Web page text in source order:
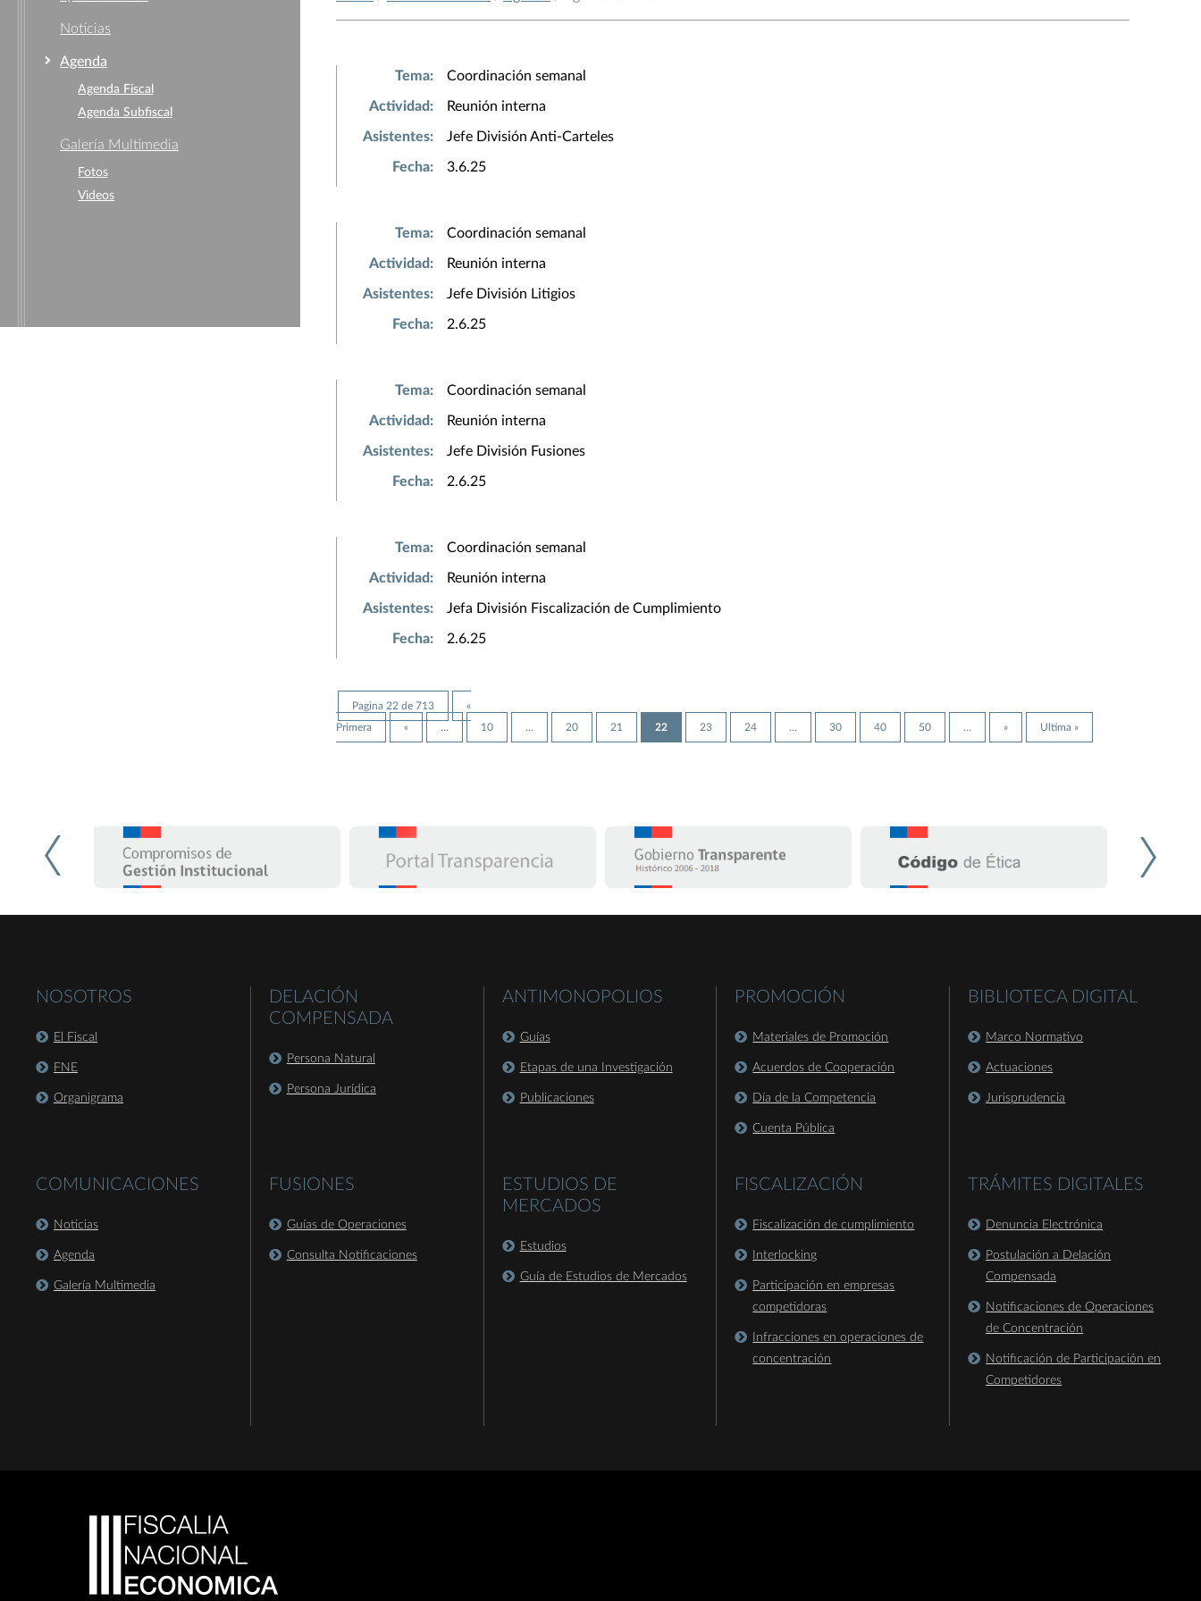
Noticias
Agenda
Agenda Fiscal
Agenda Subfiscal
Galería Multimedia
Fotos
Videos
Tema: Coordinación semanal
Actividad: Reunión interna
Asistentes: Jefe División Anti-Carteles
Fecha: 3.6.25
Tema: Coordinación semanal
Actividad: Reunión interna
Asistentes: Jefe División Litigios
Fecha: 2.6.25
Tema: Coordinación semanal
Actividad: Reunión interna
Asistentes: Jefe División Fusiones
Fecha: 2.6.25
Tema: Coordinación semanal
Actividad: Reunión interna
Asistentes: Jefa División Fiscalización de Cumplimiento
Fecha: 2.6.25
Pagina 22 de 713
«
Primera
« ... 10 ... 20 21 22 23 24 ... 30 40 50 ... » Ultima »
NOSOTROS
El Fiscal
FNE
Organigrama
COMUNICACIONES
Noticias
Agenda
Galería Multimedia
DELACIÓN
COMPENSADA
Persona Natural
Persona Jurídica
FUSIONES
Guías de Operaciones
Consulta Notificaciones
ANTIMONOPOLIOS
Guías
Etapas de una Investigación
Publicaciones
ESTUDIOS DE
MERCADOS
Estudios
Guía de Estudios de Mercados
PROMOCIÓN
Materiales de Promoción
Acuerdos de Cooperación
Día de la Competencia
Cuenta Pública
FISCALIZACIÓN
Fiscalización de cumplimiento
Interlocking
Participación en empresas
competidoras
Infracciones en operaciones de
concentración
BIBLIOTECA DIGITAL
Marco Normativo
Actuaciones
Jurisprudencia
TRÁMITES DIGITALES
Denuncia Electrónica
Postulación a Delación
Compensada
Notificaciones de Operaciones
de Concentración
Notificación de Participación en
Competidores